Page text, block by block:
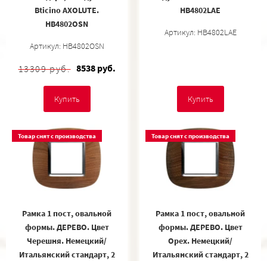
Bticino AXOLUTE.
HB4802OSN
Артикул: HB4802OSN
13309 руб. 8538 руб.
Купить
HB4802LAE
Артикул: HB4802LAE
Купить
Товар снят с производства
Рамка 1 пост, овальной
формы. ДЕРЕВО. Цвет
Черешня. Немецкий/
Итальянский стандарт, 2
Товар снят с производства
Рамка 1 пост, овальной
формы. ДЕРЕВО. Цвет
Орех. Немецкий/
Итальянский стандарт, 2